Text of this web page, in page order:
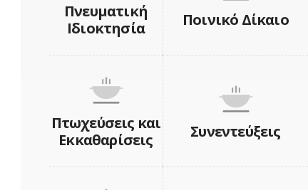
Πνευματική
Ιδιοκτησία
Ποινικό Δίκαιο
Πτωχεύσεις και
Εκκαθαρίσεις
Συνεντεύξεις